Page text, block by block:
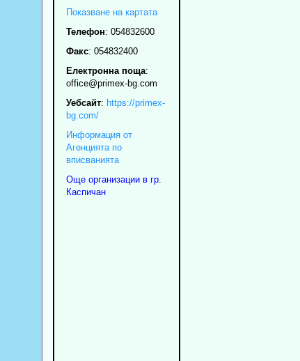
Показване на картата
Телефон: 054832600
Факс: 054832400
Електронна поща:
office@primex-bg.com
Уебсайт: https://primex-
bg.com/
Информация от
Агенцията по
вписванията
Още организации в гр.
Каспичан